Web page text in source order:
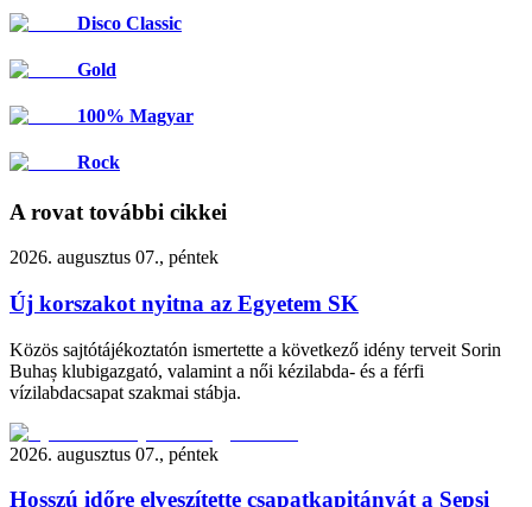
Disco Classic
Gold
100% Magyar
Rock
A rovat további cikkei
2026. augusztus 07., péntek
Új korszakot nyitna az Egyetem SK
Közös sajtótájékoztatón ismertette a következő idény terveit Sorin
Buhaș klubigazgató, valamint a női kézilabda- és a férfi
vízilabdacsapat szakmai stábja.
2026. augusztus 07., péntek
Hosszú időre elveszítette csapatkapitányát a Sepsi